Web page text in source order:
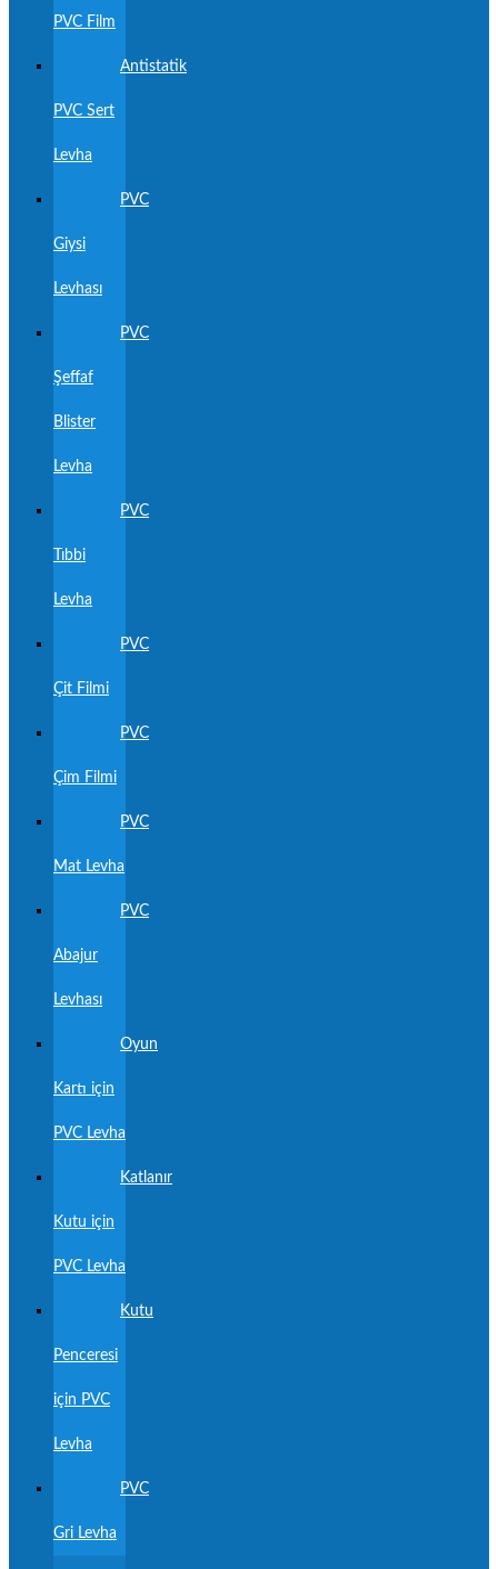
PVC Film
Antistatik
PVC Sert
Levha
PVC
Giysi
Levhası
PVC
Şeffaf
Blister
Levha
PVC
Tıbbi
Levha
PVC
Çit Filmi
PVC
Çim Filmi
PVC
Mat Levha
PVC
Abajur
Levhası
Oyun
Kartı için
PVC Levha
Katlanır
Kutu için
PVC Levha
Kutu
Penceresi
için PVC
Levha
PVC
Gri Levha